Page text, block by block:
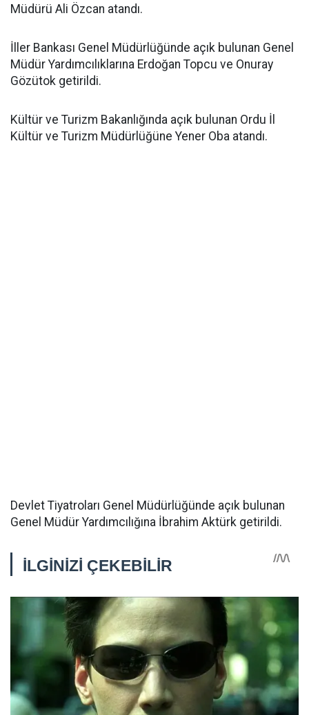
Müdürü Ali Özcan atandı.
İller Bankası Genel Müdürlüğünde açık bulunan Genel
Müdür Yardımcılıklarına Erdoğan Topcu ve Onuray
Gözütok getirildi.
Kültür ve Turizm Bakanlığında açık bulunan Ordu İl
Kültür ve Turizm Müdürlüğüne Yener Oba atandı.
Devlet Tiyatroları Genel Müdürlüğünde açık bulunan
Genel Müdür Yardımcılığına İbrahim Aktürk getirildi.